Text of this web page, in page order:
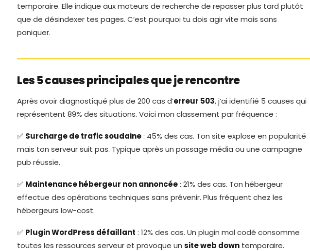
temporaire. Elle indique aux moteurs de recherche de repasser plus tard plutôt
que de désindexer tes pages. C’est pourquoi tu dois agir vite mais sans
paniquer.
Les 5 causes principales que je rencontre
Après avoir diagnostiqué plus de 200 cas d’erreur 503, j’ai identifié 5 causes qui
représentent 89% des situations. Voici mon classement par fréquence :
✅ Surcharge de trafic soudaine: 45% des cas. Ton site explose en popularité
mais ton serveur suit pas. Typique après un passage média ou une campagne
pub réussie.
✅ Maintenance hébergeur non annoncée: 21% des cas. Ton hébergeur
effectue des opérations techniques sans prévenir. Plus fréquent chez les
hébergeurs low-cost.
✅ Plugin WordPress défaillant : 12% des cas. Un plugin mal codé consomme
toutes les ressources serveur et provoque un site web down temporaire.